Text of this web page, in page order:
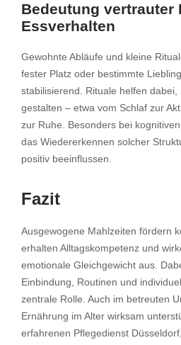
Bedeutung vertrauter
Essverhalten
Gewohnte Abläufe und kleine
fester Platz oder bestimmte
stabilisierend. Rituale helfen dabei,
gestalten – etwa vom Schlaf zur
zur Ruhe. Besonders bei
das Wiedererkennen solcher
positiv beeinflussen.
Fazit
Ausgewogene Mahlzeiten fördern
erhalten Alltagskompetenz und
emotionale Gleichgewicht aus.
Einbindung, Routinen und
zentrale Rolle. Auch im betreuten
Ernährung im Alter wirksam
erfahrenen Pflegedienst